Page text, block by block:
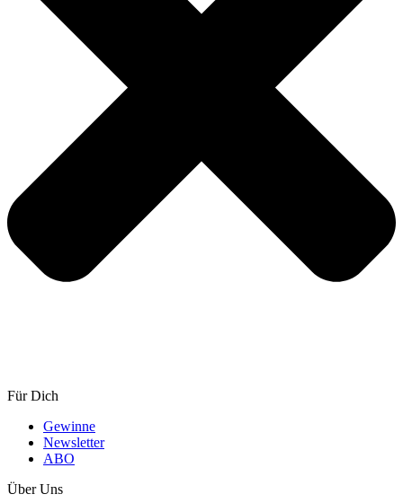
Für Dich
Gewinne
Newsletter
ABO
Über Uns